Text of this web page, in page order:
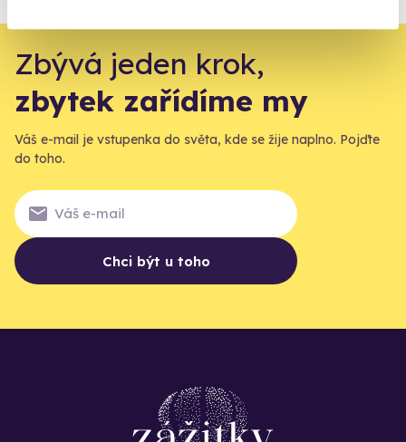
Zbývá jeden krok,
zbytek zařídíme my
Váš e-mail je vstupenka do světa, kde se žije naplno. Pojďte
do toho.
Chci být u toho